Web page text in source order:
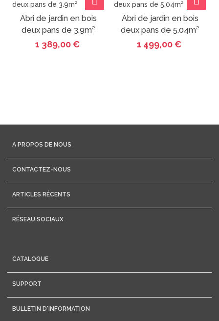
Abri de jardin en bois
deux pans de 3.9m²
1 389,00 €
Abri de jardin en bois
deux pans de 5.04m²
1 499,00 €
A PROPOS DE NOUS
CONTACTEZ-NOUS
ARTICLES RÉCENTS
RÉSEAU SOCIAUX
CATALOGUE
SUPPORT
BULLETIN D'INFORMATION